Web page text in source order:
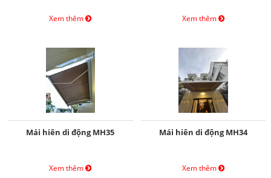
Xem thêm Xem thêm
Mái hiên di động MH35
Xem thêm
Mái hiên di động MH34
Xem thêm